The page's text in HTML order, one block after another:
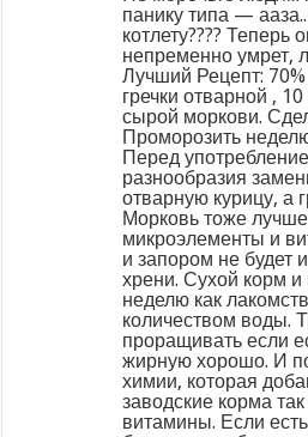
панику типа —
котлету???? Теперь
непременно умрет,
Лучший Рецепт:
гречки отварной ,
сырой моркови.
Проморозить
Перед
разнообразия
отварную курицу, а
Морковь тоже лучше
микроэлементы и
и запором не будет
хрени. Сухой корм и
неделю как
количеством воды.
проращивать если
жирную хорошо. И
химии, которая
заводские корма
витамины. Если